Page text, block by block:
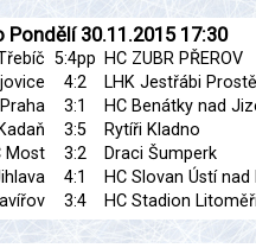
Pondělí 30.11.2015 17:30
5:4pp HC ZUBR PŘEROV
4:2
LHK Jestřábi
3:1
HC Benátky nad
3:5
Rytíři Kladno
Most
3:2
Draci Šumperk
4:1
HC Slovan Ústí nad
3:4 HC Stadion